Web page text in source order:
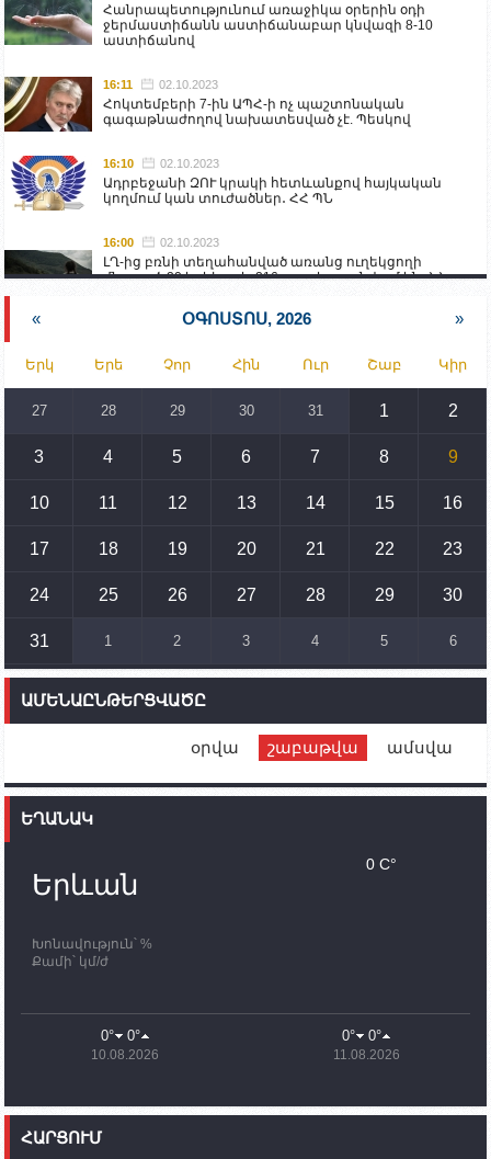
Հանրապետությունում առաջիկա օրերին օդի
ջերմաստիճանն աստիճանաբար կնվազի 8-10
աստիճանով
16:11 02.10.2023
Հոկտեմբերի 7-ին ԱՊՀ-ի ոչ պաշտոնական
գագաթնաժողով նախատեսված չէ. Պեսկով
16:10 02.10.2023
Ադրբեջանի ԶՈՒ կրակի հետևանքով հայկական
կողմում կան տուժածներ․ ՀՀ ՊՆ
16:00 02.10.2023
ԼՂ-ից բռնի տեղահանված առանց ուղեկցողի
մնացած 20 երեխա և 216 տարեց գտնվում են ՀՀ
Իրանը կողմ է տարածաշրջանի համար շահավետ
տրանսպորտային հաղորդակցությունների
զարգացմանը, սակայն ոչ՝ միջազգային
սահմանների փոփոխությանը
15:10 02.10.2023
սպառնալիքները կասեցնելու համար. իսպանացի
պատգամավորը Գորիսում է
14:54 02.10.2023
տեղակայված հայկական դիրքերի անձնակազմի
համար սնունդ տեղափոխող մեքենայի
ունեն. կիպրոսցի խորհրդարանականը՝ Ալեն
Ֆրանսիայի ԱԳ նախարարը կայցելի Հայաստան
պատասխանատուներ կմնան ԼՂ-ում՝ մինչև
որոնողափրկարարական աշխատանքների
11:03
ՄԱԿ-ի առաքելությունը շատ, շատ, շատ օգտակար
Ադրբեջանի փոխվարչապետն այսօր կմեկնի
Ստեփանակերտ
10:07 02.10.2023
« ՕԳՈՍՏՈՍ, 2026 »
Երկ Երե Չոր Հին Ուր Շաբ Կիր
27 28 29 30 31 1 2
3 4 5 6 7 8 9
10 11 12 13 14 15 16
17 18 19 20 21 22 23
24 25 26 27 28 29 30
31 1 2 3 4 5 6
ԱՄԵՆԱԸՆԹԵՐՑՎԱԾԸ
օրվա շաբաթվա ամսվա
ԵՂԱՆԱԿ
Երևան
Խոնավություն՝ %
Քամի՝ կմ/ժ
0 C°
0° 0°
10.08.2026
0° 0°
11.08.2026
ՀԱՐՑՈՒՄ